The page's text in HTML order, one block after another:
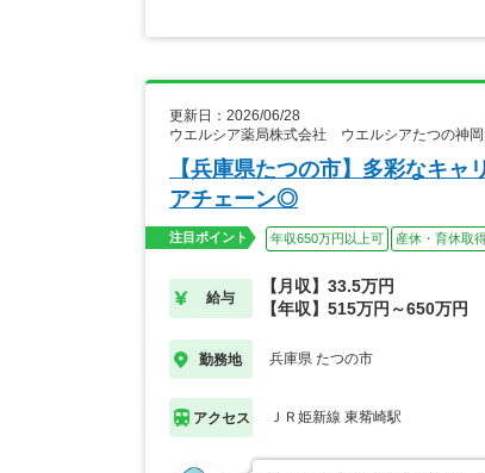
更新日：2026/06/28
ウエルシア薬局株式会社 ウエルシアたつの神岡
【兵庫県たつの市】多彩なキ
アチェーン◎
注目ポイント 年収650万円以上可 産休・育休取
給与
【月収】33.5万円
【年収】515万円～650万円
勤務地 兵庫県 たつの市
アクセス ＪＲ姫新線 東觜崎駅